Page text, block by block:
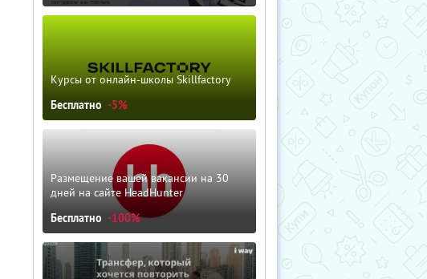
Курсы от онлайн-школы Skillfactory
Бесплатно -5%
Размещение вашей вакансии на 30
дней на сайте HeadHunter
Бесплатно -100%